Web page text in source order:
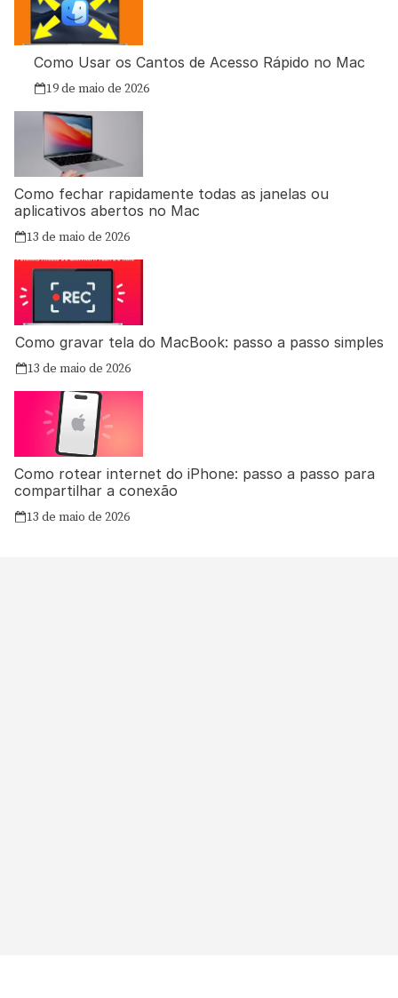
Como Usar os Cantos de Acesso Rápido no Mac
19 de maio de 2026
Como fechar rapidamente todas as janelas ou
aplicativos abertos no Mac
13 de maio de 2026
Como gravar tela do MacBook: passo a passo simples
13 de maio de 2026
Como rotear internet do iPhone: passo a passo para
compartilhar a conexão
13 de maio de 2026